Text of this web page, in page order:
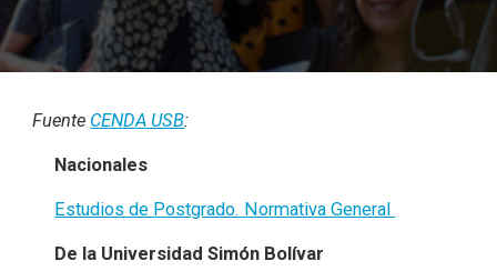
Fuente CENDA USB:
Nacionales
Estudios de Postgrado. Normativa General
De la Universidad Simón Bolívar